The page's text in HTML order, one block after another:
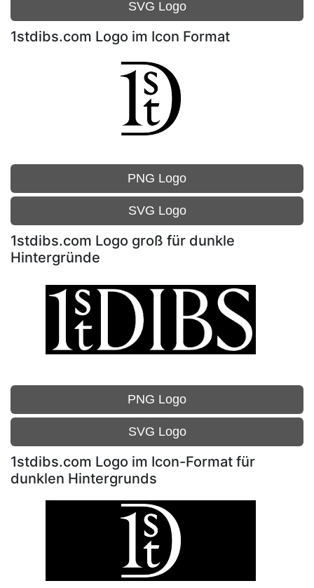
SVG Logo
1stdibs.com Logo im Icon Format
PNG Logo
SVG Logo
1stdibs.com Logo groß für dunkle
Hintergründe
PNG Logo
SVG Logo
1stdibs.com Logo im Icon-Format für
dunklen Hintergrunds